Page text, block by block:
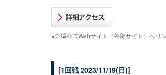
※会場公式Webサイト（外部サイト）へリン
[1回戦 2023/11/19(日)]